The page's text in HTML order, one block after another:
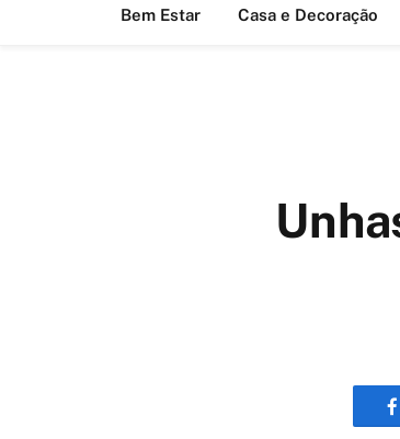
Bem Estar Casa e Decoração